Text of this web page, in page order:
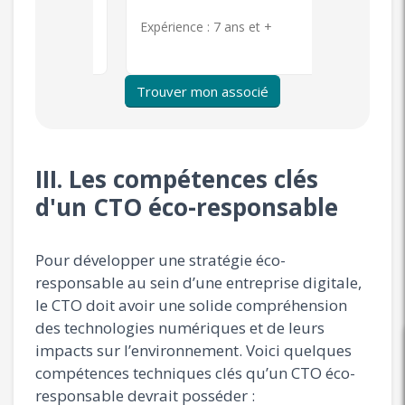
Expérience :7 ans et +
Trouver mon associé
III. Les compétences clés
d'un CTO éco-responsable
Pour développer une stratégie éco-
responsable au sein d’une entreprise digitale,
le CTO doit avoir une solide compréhension
des technologies numériques et de leurs
impacts sur l’environnement. Voici quelques
compétences techniques clés qu’un CTO éco-
responsable devrait posséder :